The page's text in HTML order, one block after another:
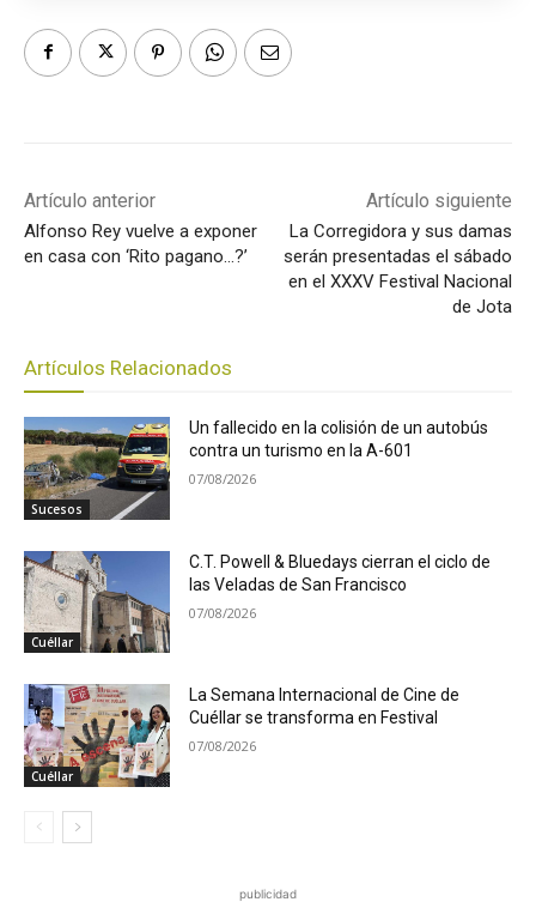
Artículo anterior
Alfonso Rey vuelve a exponer
en casa con ‘Rito pagano…?’
Artículo siguiente
La Corregidora y sus damas
serán presentadas el sábado
en el XXXV Festival Nacional
de Jota
Artículos Relacionados
Sucesos
Un fallecido en la colisión de un autobús
contra un turismo en la A-601
07/08/2026
Cuéllar
C.T. Powell & Bluedays cierran el ciclo de
las Veladas de San Francisco
07/08/2026
Cuéllar
La Semana Internacional de Cine de
Cuéllar se transforma en Festival
07/08/2026
publicidad